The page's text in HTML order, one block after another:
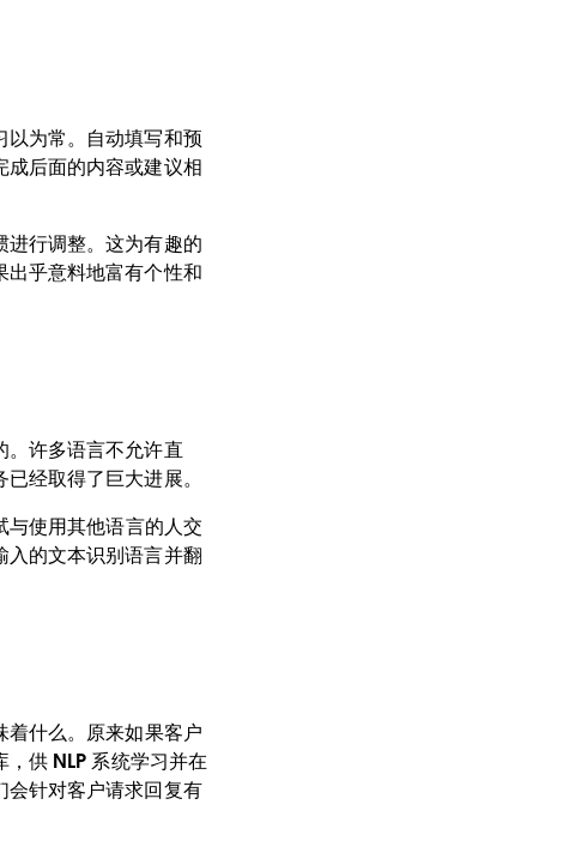
以为常。自动填写和预
成后面的内容或建议相
进行调整。这为有趣的
出乎意料地富有个性和
。许多语言不允许直
经取得了巨大进展。
与使用其他语言的人交
入的文本识别语言并翻
着什么。原来如果客户
供 NLP 系统学习并在
会针对客户请求回复有